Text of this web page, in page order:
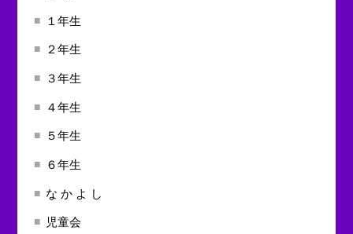
１年生
２年生
３年生
４年生
５年生
６年生
な か よ し
児童会